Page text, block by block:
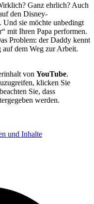
Ganz ehrlich? Auch
den Disney-
sie möchte unbedingt
mit Ihren Papa performen.
Problem: der Daddy kennt
dem Weg zur Arbeit.
von YouTube.
klicken Sie
Sie, dass
werden.
und Inhalte